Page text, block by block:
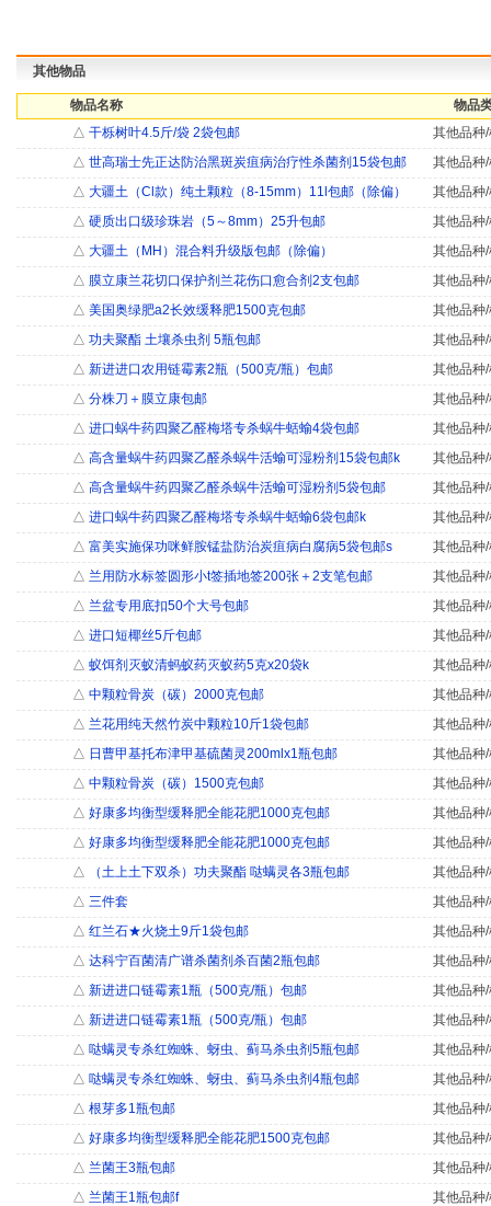
其他物品
物品名称
物品
△ 干栎树叶4.5斤/袋 2袋包邮
其他品种
△ 世高瑞士先正达防治黑斑炭疽病治疗性杀菌剂15袋包邮
其他品种
△ 大疆土（Cl款）纯土颗粒（8-15mm）11l包邮（除偏）
其他品种
△ 硬质出口级珍珠岩（5～8mm）25升包邮
其他品种
△ 大疆土（MH）混合料升级版包邮（除偏）
其他品种
△ 膜立康兰花切口保护剂兰花伤口愈合剂2支包邮
其他品种
△ 美国奥绿肥a2长效缓释肥1500克包邮
其他品种
△ 功夫聚酯 土壤杀虫剂 5瓶包邮
其他品种
△ 新进进口农用链霉素2瓶（500克/瓶）包邮
其他品种
△ 分株刀＋膜立康包邮
其他品种
△ 进口蜗牛药四聚乙醛梅塔专杀蜗牛蛞蝓4袋包邮
其他品种
△ 高含量蜗牛药四聚乙醛杀蜗牛活蝓可湿粉剂15袋包邮k
其他品种
△ 高含量蜗牛药四聚乙醛杀蜗牛活蝓可湿粉剂5袋包邮
其他品种
△ 进口蜗牛药四聚乙醛梅塔专杀蜗牛蛞蝓6袋包邮k
其他品种
△ 富美实施保功咪鲜胺锰盐防治炭疽病白腐病5袋包邮s
其他品种
△ 兰用防水标签圆形小t签插地签200张＋2支笔包邮
其他品种
△ 兰盆专用底扣50个大号包邮
其他品种
△ 进口短椰丝5斤包邮
其他品种
△ 蚁饵剂灭蚁清蚂蚁药灭蚁药5克x20袋k
其他品种
△ 中颗粒骨炭（碳）2000克包邮
其他品种
△ 兰花用纯天然竹炭中颗粒10斤1袋包邮
其他品种
△ 日曹甲基托布津甲基硫菌灵200mlx1瓶包邮
其他品种
△ 中颗粒骨炭（碳）1500克包邮
其他品种
△ 好康多均衡型缓释肥全能花肥1000克包邮
其他品种
△ 好康多均衡型缓释肥全能花肥1000克包邮
其他品种
△ （土上土下双杀）功夫聚酯 哒螨灵各3瓶包邮
其他品种
△ 三件套
其他品种
△ 红兰石★火烧土9斤1袋包邮
其他品种
△ 达科宁百菌清广谱杀菌剂杀百菌2瓶包邮
其他品种
△ 新进进口链霉素1瓶（500克/瓶）包邮
其他品种
△ 新进进口链霉素1瓶（500克/瓶）包邮
其他品种
△ 哒螨灵专杀红蜘蛛、蚜虫、蓟马杀虫剂5瓶包邮
其他品种
△ 哒螨灵专杀红蜘蛛、蚜虫、蓟马杀虫剂4瓶包邮
其他品种
△ 根芽多1瓶包邮
其他品种
△ 好康多均衡型缓释肥全能花肥1500克包邮
其他品种
△ 兰菌王3瓶包邮
其他品种
△ 兰菌王1瓶包邮f
其他品种